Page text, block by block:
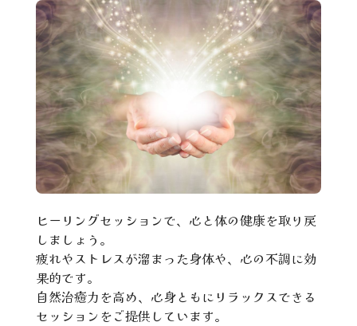
ヒーリングセッションで、心と体の健康を取り戻
しましょう。
疲れやストレスが溜まった身体や、心の不調に効
果的です。
自然治癒力を高め、心身ともにリラックスできる
セッションをご提供しています。